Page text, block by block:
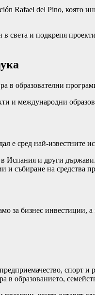
Rafael del Pino, която
и подкрепя
в образователни
и международни
е сред най-известните
и други
и събиране на средства
за бизнес инвестиции,
спорт и
образованието,